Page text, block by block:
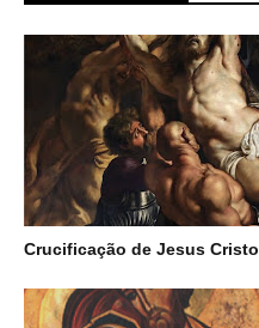
Crucificação de Jesus Cristo